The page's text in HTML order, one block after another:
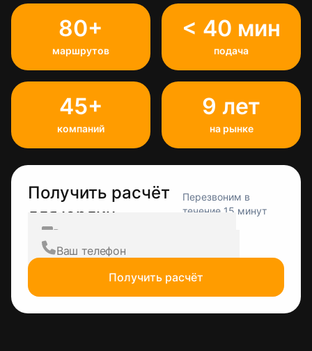
80+
маршрутов
< 40 мин
подача
45+
компаний
9 лет
на рынке
Получить расчёт
для юрлиц
Перезвоним в
течение 15 минут
Получить расчёт